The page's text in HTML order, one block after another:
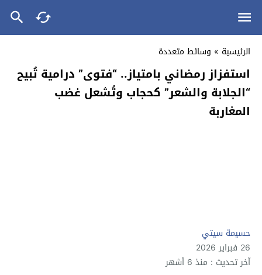
الرئيسية » وسائط متعددة
استفزاز رمضاني بامتياز.. “فتوى” درامية تُبيح
“الجلابة والشعر” كحجاب وتُشعل غضب
المغاربة
حسيمة سيتي
26 فبراير 2026
آخر تحديث : منذ 6 أشهر